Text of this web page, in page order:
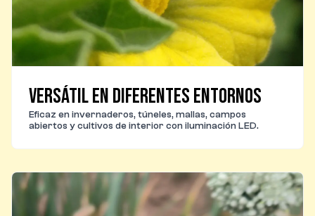
Versátil en diferentes entornos
Eficaz en invernaderos, túneles, mallas, campos
abiertos y cultivos de interior con iluminación LED.